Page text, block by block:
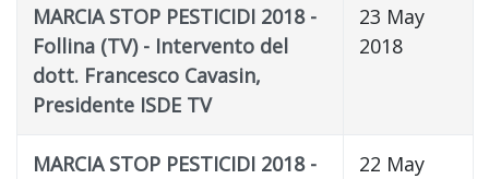
MARCIA STOP PESTICIDI 2018 -
Follina (TV) - Intervento del
dott. Francesco Cavasin,
Presidente ISDE TV
23 May
2018
MARCIA STOP PESTICIDI 2018 -
22 May